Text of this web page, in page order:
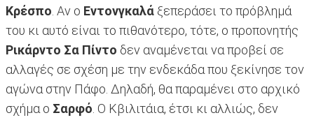
Κρέσπο. Αν ο Εντονγκαλά ξεπεράσει το πρόβλημά
του κι αυτό είναι το πιθανότερο, τότε, ο προπονητής
Ρικάρντο Σα Πίντο δεν αναμένεται να προβεί σε
αλλαγές σε σχέση με την ενδεκάδα που ξεκίνησε τον
αγώνα στην Πάφο. Δηλαδή, θα παραμένει στο αρχικό
σχήμα ο Σαρφό. Ο Κβιλιτάια, έτσι κι αλλιώς, δεν